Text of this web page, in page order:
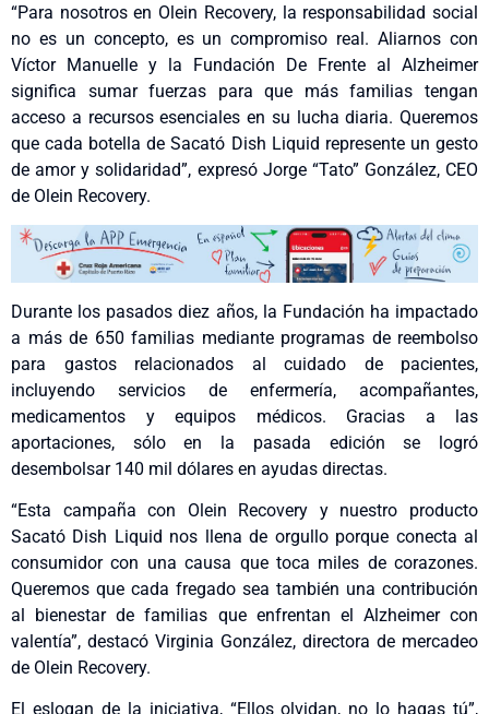
“Para nosotros en Olein Recovery, la responsabilidad social
no es un concepto, es un compromiso real. Aliarnos con
Víctor Manuelle y la Fundación De Frente al Alzheimer
significa sumar fuerzas para que más familias tengan
acceso a recursos esenciales en su lucha diaria. Queremos
que cada botella de Sacató Dish Liquid represente un gesto
de amor y solidaridad”, expresó Jorge “Tato” González, CEO
de Olein Recovery.
Durante los pasados diez años, la Fundación ha impactado
a más de 650 familias mediante programas de reembolso
para gastos relacionados al cuidado de pacientes,
incluyendo servicios de enfermería, acompañantes,
medicamentos y equipos médicos. Gracias a las
aportaciones, sólo en la pasada edición se logró
desembolsar 140 mil dólares en ayudas directas.
“Esta campaña con Olein Recovery y nuestro producto
Sacató Dish Liquid nos llena de orgullo porque conecta al
consumidor con una causa que toca miles de corazones.
Queremos que cada fregado sea también una contribución
al bienestar de familias que enfrentan el Alzheimer con
valentía”, destacó Virginia González, directora de mercadeo
de Olein Recovery.
El eslogan de la iniciativa, “Ellos olvidan, no lo hagas tú”,